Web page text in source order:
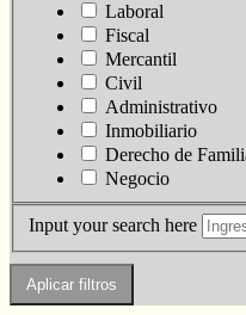
Laboral
Fiscal
Mercantil
Civil
Administrativo
Inmobiliario
Derecho de
Negocio
Input your search here